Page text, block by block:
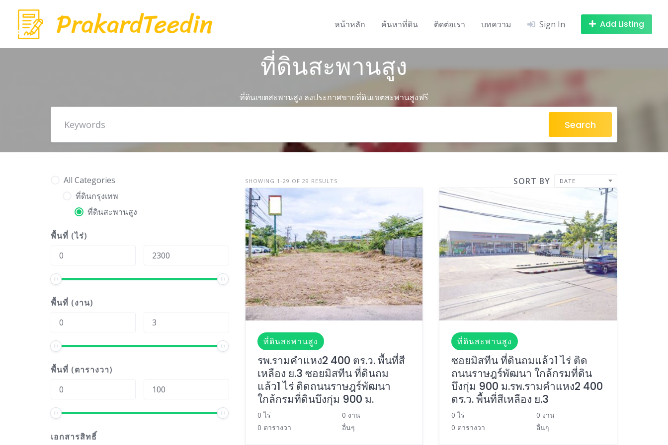
content
หน้าหลัก ค้นหาที่ดิน ติดต่อเรา บทความ Sign In Add Listing
ที่ดินสะพานสูง
ที่ดินเขตสะพานสูง ลงประกาศขายที่ดินเขตสะพานสูงฟรี
Search
All Categories
ที่ดินกรุงเทพ
ที่ดินสะพานสูง
พื้นที่ (ไร่)
พื้นที่ (งาน)
พื้นที่ (ตารางวา)
เอกสารสิทธิ์
SHOWING 1-29 OF 29 RESULTS SORT BY DATE
ที่ดินสะพานสูง
รพ.รามคำแหง2 400 ตร.ว. พื้นที่สี
เหลือง ย.3 ซอยมิสทีน ที่ดินถม
แล้ว1 ไร่ ติดถนนราษฎร์พัฒนา
ใกล้กรมที่ดินบึงกุ่ม 900 ม.
0 ไร่
0 งาน
0 ตารางวา
อื่นๆ
ที่ดินสะพานสูง
ซอยมิสทีน ที่ดินถมแล้ว1 ไร่ ติด
ถนนราษฎร์พัฒนา ใกล้กรมที่ดิน
บึงกุ่ม 900 ม.รพ.รามคำแหง2 400
ตร.ว. พื้นที่สีเหลือง ย.3
0 ไร่
0 งาน
0 ตารางวา
อื่นๆ